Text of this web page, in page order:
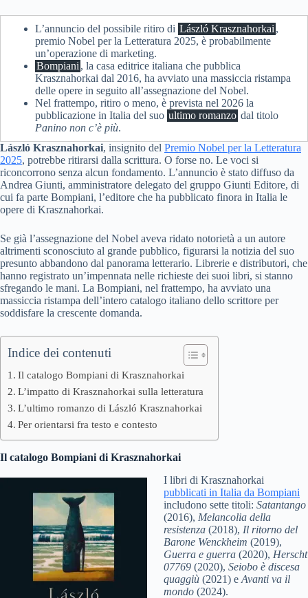
L’annuncio del possibile ritiro di László Krasznahorkai ,
premio Nobel per la Letteratura 2025, è probabilmente
un’operazione di marketing.
Bompiani , la casa editrice italiana che pubblica
Krasznahorkai dal 2016, ha avviato una massiccia ristampa
delle opere in seguito all’assegnazione del Nobel.
Nel frattempo, ritiro o meno, è prevista nel 2026 la
pubblicazione in Italia del suo ultimo romanzo dal titolo
Panino non c’è più.
László Krasznahorkai, insignito del Premio Nobel per la Letteratura
2025, potrebbe ritirarsi dalla scrittura. O forse no. Le voci si
riconcorrono senza alcun fondamento. L’annuncio è stato diffuso da
Andrea Giunti, amministratore delegato del gruppo Giunti Editore, di
cui fa parte Bompiani, l’editore che ha pubblicato finora in Italia le
opere di Krasznahorkai.
Se già l’assegnazione del Nobel aveva ridato notorietà a un autore
altrimenti sconosciuto al grande pubblico, figurarsi la notizia del suo
presunto abbandono dal panorama letterario. Librerie e distributori, che
hanno registrato un’impennata nelle richieste dei suoi libri, si stanno
sfregando le mani. La Bompiani, nel frattempo, ha avviato una
massiccia ristampa dell’intero catalogo italiano dello scrittore per
soddisfare la crescente domanda.
Indice dei contenuti
Il catalogo Bompiani di Krasznahorkai
L’impatto di Krasznahorkai sulla letteratura
L’ultimo romanzo di László Krasznahorkai
Per orientarsi fra testo e contesto
Il catalogo Bompiani di Krasznahorkai
I libri di Krasznahorkai
pubblicati in Italia da Bompiani
includono sette titoli: Satantango
(2016), Melancolia della
resistenza (2018), Il ritorno del
Barone Wenckheim (2019),
Guerra e guerra (2020), Herscht
07769 (2020), Seiobo è discesa
quaggiù (2021) e Avanti va il
mondo (2024).